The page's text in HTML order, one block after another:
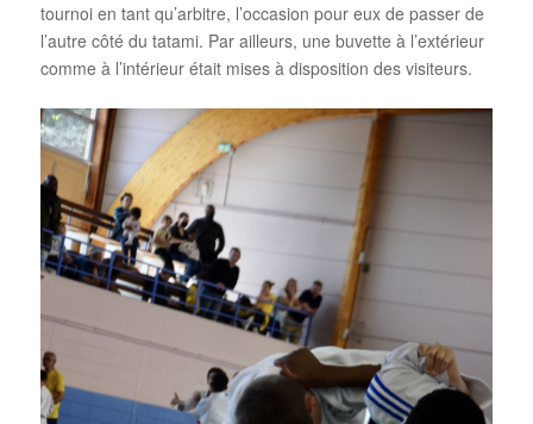
tournoi en tant qu’arbitre, l’occasion pour eux de passer de
l’autre côté du tatami. Par ailleurs, une buvette à l’extérieur
comme à l’intérieur était mises à disposition des visiteurs.